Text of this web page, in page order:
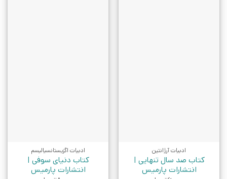
ادبیات آرژانتین
کتاب صد سال تنهایی |
انتشارات پارمیس
ادبیات اگزیستانسیالیسم
کتاب دنیای سوفی |
انتشارات پارمیس